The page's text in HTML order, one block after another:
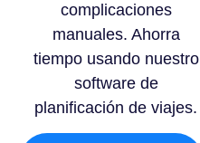
complicaciones
manuales. Ahorra
tiempo usando nuestro
software de
planificación de viajes.